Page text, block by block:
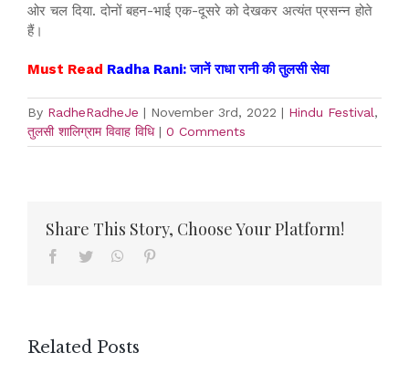
ओर चल दिया. दोनों बहन-भाई एक-दूसरे को देखकर अत्यंत प्रसन्न होते
हैं।
Must Read Radha Rani: जानें राधा रानी की तुलसी सेवा
By RadheRadheJe | November 3rd, 2022 | Hindu Festival,
तुलसी शालिग्राम विवाह विधि | 0 Comments
Share This Story, Choose Your Platform!
Facebook
Twitter WhatsApp
Related Posts